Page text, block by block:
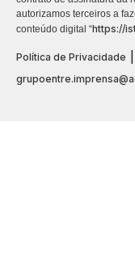
autorizamos terceiros a
conteúdo digital “https://
Política de Privacidade